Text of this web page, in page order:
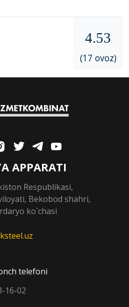
4.53
(17 ovoz)
APPARATI
Respublikasi,
Bekobod shahri,
ko`chasi
telefoni
16-02